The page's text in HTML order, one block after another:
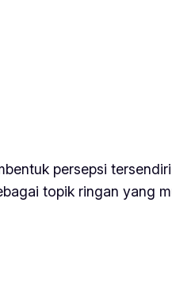
persepsi
topik ringan yang